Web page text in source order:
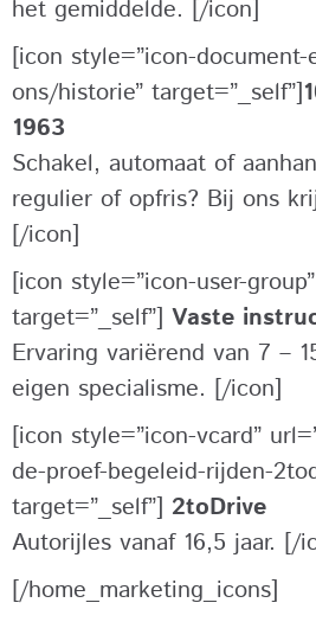
het gemiddelde. [/icon]
[icon style=”icon-document-
ons/historie” target=”_self”]
1963
Schakel, automaat of
regulier of opfris? Bij ons
[/icon]
[icon style=”icon-user-
target=”_self”] Vaste
Ervaring variërend van 7 –
eigen specialisme. [/icon]
[icon style=”icon-vcard”
de-proef-begeleid-rijden-
target=”_self”] 2toDrive
Autorijles vanaf 16,5 jaar. [/
[/home_marketing_icons]